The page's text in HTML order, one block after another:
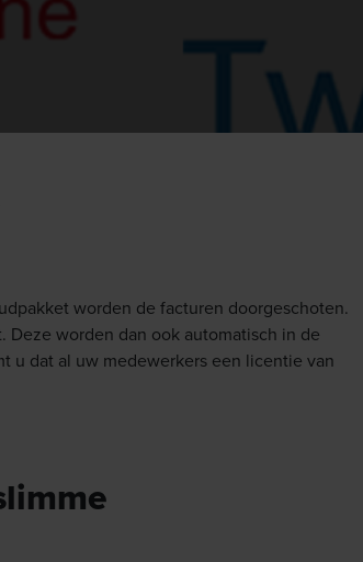
worden de facturen doorgeschoten.
worden dan ook automatisch in de
u dat al uw medewerkers een licentie van